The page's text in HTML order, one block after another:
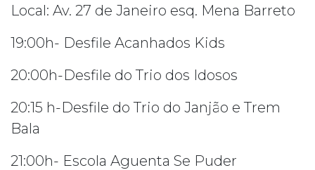
Local: Av. 27 de Janeiro esq. Mena Barreto
19:00h- Desfile Acanhados Kids
20:00h-Desfile do Trio dos Idosos
20:15 h-Desfile do Trio do Janjão e Trem
Bala
21:00h- Escola Aguenta Se Puder